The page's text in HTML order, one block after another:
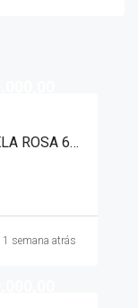
CASA À VENDA – JARDIM ANGELA ROSA 6020
1 semana atrás